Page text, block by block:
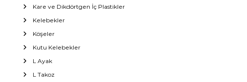
Kare ve Dikdörtgen İç Plastikler
Kelebekler
Köşeler
Kutu Kelebekler
L Ayak
L Takoz